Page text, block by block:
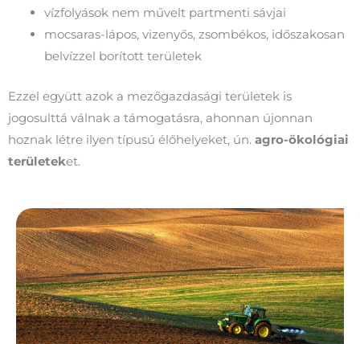
vízfolyások nem művelt partmenti sávjai
mocsaras-lápos, vizenyős, zsombékos, időszakosan
belvízzel borított területek
Ezzel együtt azok a mezőgazdasági területek is
jogosulttá válnak a támogatásra, ahonnan újonnan
hoznak létre ilyen típusú élőhelyeket, ún. agro-ökológiai
területeket.